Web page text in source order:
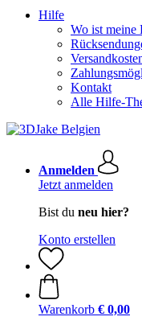
Hilfe
Wo ist meine
Kontakt
Alle Hilfe-
Anmelden
Jetzt anmelden
Bist du neu hier?
Konto erstellen
Warenkorb € 0,00